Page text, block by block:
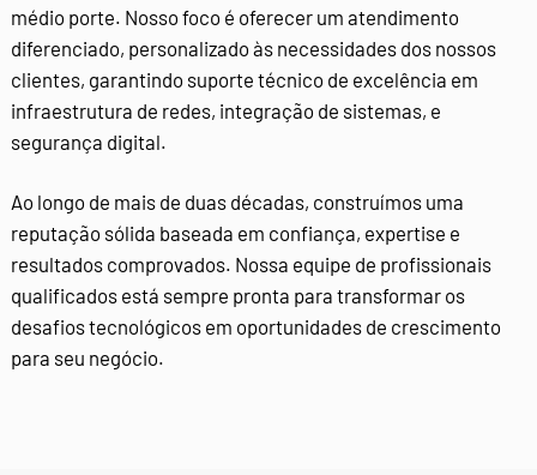
médio porte. Nosso foco é oferecer um atendimento
diferenciado, personalizado às necessidades dos nossos
clientes, garantindo suporte técnico de excelência em
infraestrutura de redes, integração de sistemas, e
segurança digital.
Ao longo de mais de duas décadas, construímos uma
reputação sólida baseada em confiança, expertise e
resultados comprovados. Nossa equipe de profissionais
qualificados está sempre pronta para transformar os
desafios tecnológicos em oportunidades de crescimento
para seu negócio.